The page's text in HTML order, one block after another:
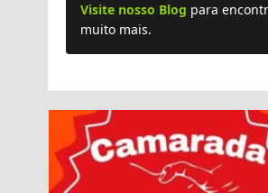
Visite nosso Blog para
muito mais.